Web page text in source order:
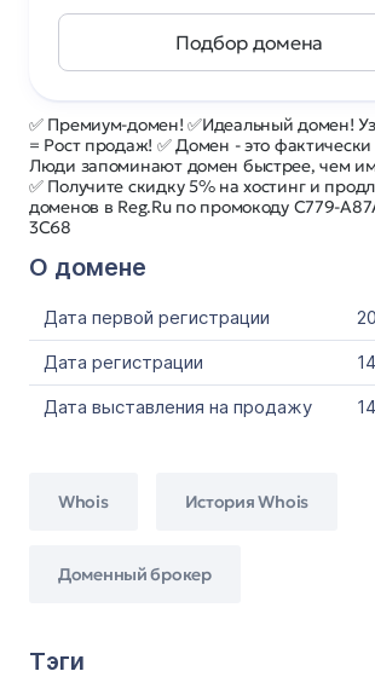
✅ Премиум-домен! ✅Идеальный домен!
= Рост продаж! ✅ Домен - это
Люди запоминают домен быстрее, чем
✅ Получите скидку 5% на хостинг и
доменов в Reg.Ru по промокоду C779-
3C68
О домене
Дата первой регистрации
Дата регистрации
Дата выставления на продажу
Whois История Whois
Доменный брокер
Тэги
Подбор домена